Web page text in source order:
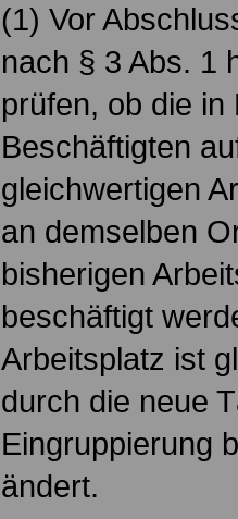
(1) Vor
nach § 3 Abs. 1
prüfen, ob die
Beschäftigten
gleichwertigen
an demselben
bisherigen
beschäftigt
Arbeitsplatz ist
durch die neue
Eingruppierung
ändert.